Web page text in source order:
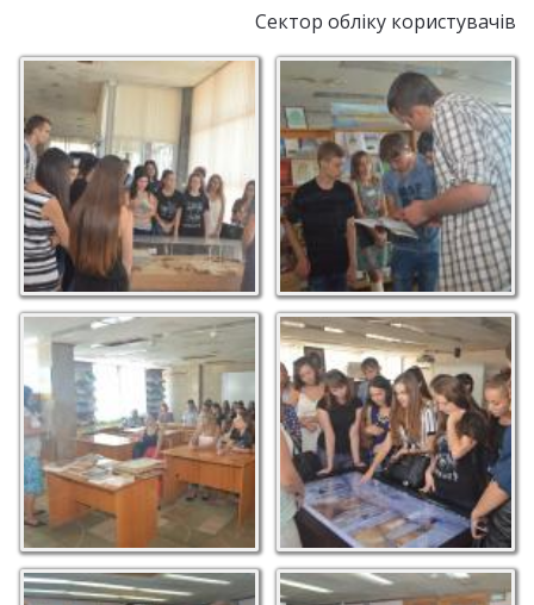
Сектор обліку користувачів
Слухаємо історію
бібліотеки
Шукаємо відповідь на
запитання
У відділі краєзнавства
Подорожуємо
віртуально
Раритетні фонди У музеї книги